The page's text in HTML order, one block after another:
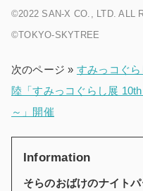
©2022 SAN-X CO., LTD. ALL
©TOKYO-SKYTREE
次のページ » すみっコぐ
陸「すみっコぐらし展
～」開催
Information
そらのおばけのナイト